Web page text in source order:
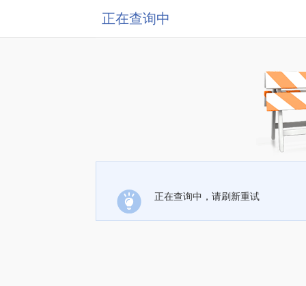
正在查询中
正在查询中，请刷新重试